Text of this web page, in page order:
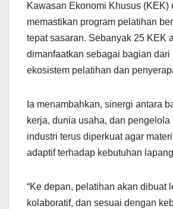
Kawasan Ekonomi Khusus (KEK)
memastikan program pelatihan
tepat sasaran. Sebanyak 25 KEK
dimanfaatkan sebagai bagian dari
ekosistem pelatihan dan
Ia menambahkan, sinergi antara
kerja, dunia usaha, dan pengelola
industri terus diperkuat agar
adaptif terhadap kebutuhan
“Ke depan, pelatihan akan dibuat
kolaboratif, dan sesuai dengan